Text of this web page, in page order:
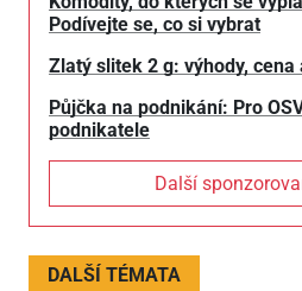
Podívejte se, co si vybrat
Zlatý slitek 2 g: výhody,
Půjčka na podnikání: Pro
podnikatele
Další
DALŠÍ TÉMATA